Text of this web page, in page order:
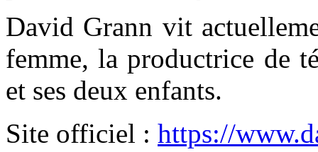
David Grann vit
femme, la productrice de
et ses deux enfants.
Site officiel : https://